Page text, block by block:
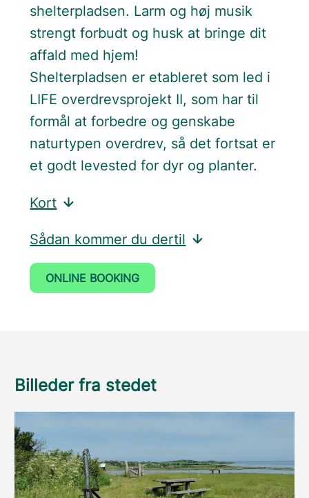
shelterpladsen. Larm og høj musik
strengt forbudt og husk at bringe dit
affald med hjem!
Shelterpladsen er etableret som led i
LIFE overdrevsprojekt II, som har til
formål at forbedre og genskabe
naturtypen overdrev, så det fortsat er
et godt levested for dyr og planter.
Kort
Sådan kommer du dertil
ONLINE BOOKING
Billeder fra stedet